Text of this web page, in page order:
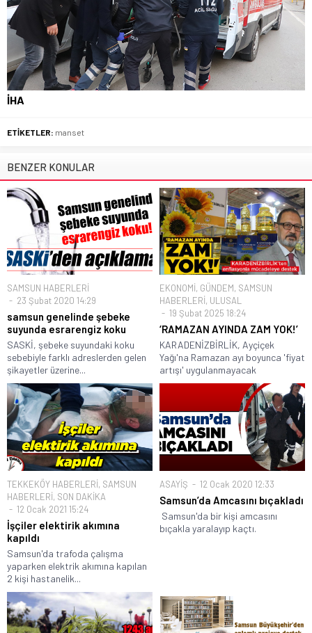
İHA
ETİKETLER: manset
BENZER KONULAR
SAMSUN HABERLERİ
23 Şubat 2020 14:29
samsun genelinde şebeke
suyunda esrarengiz koku
SASKİ, şebeke suyundaki koku
sebebiyle farklı adreslerden gelen
şikayetler üzerine...
EKONOMİ, GÜNDEM, SAMSUN
HABERLERİ, ULUSAL
19 Şubat 2025 18:24
‘RAMAZAN AYINDA ZAM YOK!’
KARADENİZBİRLİK, Ayçiçek
Yağı'na Ramazan ayı boyunca 'fiyat
artışı' uygulanmayacak
TEKKEKÖY HABERLERİ, SAMSUN
HABERLERİ, SON DAKİKA
12 Ocak 2021 15:24
İşçiler elektirik akımına
kapıldı
Samsun'da trafoda çalışma
yaparken elektrik akımına kapılan
2 kişi hastanelik...
ASAYİŞ 12 Ocak 2020 12:33
Samsun’da Amcasını bıçakladı
Samsun'da bir kişi amcasını
bıçakla yaralayıp kaçtı.